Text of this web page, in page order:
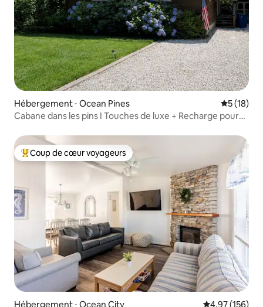
Hébergement ⋅ Ocean Pines
5 (18)
Cabane dans les pins I Touches de luxe + Recharge pour
Coups de cœur voyageurs les plus appréciés
Coup de cœur voyageurs
Hébergement ⋅ Ocean City Évaluation
4,97 (156)